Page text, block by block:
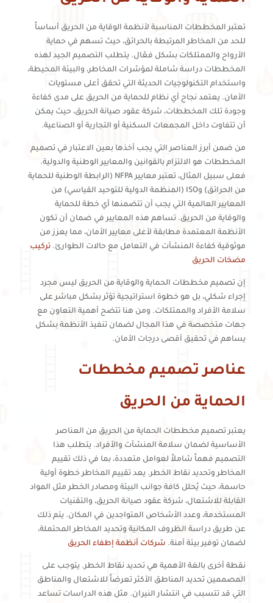
تعتبر المخططات المناسبة لأنظمة الوقاية من الحريق أساساً
للحد من المخاطر المرتبطة بالحرائق، حيث تسهم في حماية
الأرواح والممتلكات بشكل فعّال. يتطلب التصميم الجيد لهذه
المخططات دراسة شاملة لمؤشرات المخاطر، والبيئة المحيطة،
واستخدام التكنولوجيات الحديثة التي تحقق أعلى مستويات
الأمان. يعتمد نجاح أي نظام للحماية من الحريق على مدى كفاءة
وجودة تلك المخططات، شركة عقود صيانة الحريق، حيث يمكن
أن تتفاوت داخل المجمعات السكنية أو التجارية أو الصناعية.
من ضمن أبرز العناصر التي يجب أخذها بعين الاعتبار في تصميم
المخططات هو الالتزام بالقوانين والمعايير الوطنية والدولية.
فعلى سبيل المثال، تعتبر معايير NFPA (الرابطة الوطنية للحماية
من الحرائق) وISO (المنظمة الدولية للتوحيد القياسي) من
المعايير العالمية التي يجب أن تتضمنها أي خطة للحماية
والوقاية من الحريق. تساهم هذه المعايير في ضمان أن تكون
الأنظمة المعتمدة مطابقة لأعلى معايير الأمان، مما يعزز من
موثوقية كفاءة المنشآت في التعامل مع حالات الطوارئ. تركيب
مضخات الحريق
إن تصميم مخططات الحماية والوقاية من الحريق ليس مجرد
إجراء شكلي، بل هو خطوة استراتيجية تؤثر بشكل مباشر على
سلامة الأفراد والممتلكات. ومن هنا تتضح أهمية التعاون مع
جهات متخصصة في هذا المجال لضمان تنفيذ الأنظمة بشكل
يساهم في تحقيق أقصى درجات الأمان.
عناصر تصميم مخططات
الحماية من الحريق
يعتبر تصميم مخططات الحماية من الحريق من العناصر
الأساسية لضمان سلامة المنشآت والأفراد. يتطلب هذا
التصميم فهماً شاملاً لعوامل متعددة، بما في ذلك تقييم
المخاطر وتحديد نقاط الخطر. يعد تقييم المخاطر خطوة أولية
حاسمة، حيث يُحلل كافة جوانب البيئة ومصادر الخطر مثل المواد
القابلة للاشتعال، شركة عقود صيانة الحريق، والتقنيات
المستخدمة، وعدد الأشخاص المتواجدين في المكان. يتم ذلك
عن طريق دراسة الظروف المكانية وتحديد المخاطر المحتملة،
لضمان توفير بيئة آمنة. شركات أنظمة إطفاء الحريق
نقطة أخرى بالغة الأهمية هي تحديد نقاط الخطر. يتوجب على
المصممين تحديد المناطق الأكثر تعرضاً للاشتعال والمناطق
التي قد تتسبب في انتشار النيران. مثل هذه الدراسات تساعد